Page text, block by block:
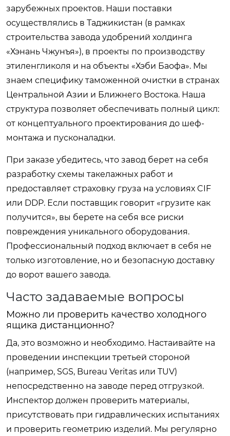
зарубежных проектов. Наши поставки
осуществлялись в Таджикистан (в рамках
строительства завода удобрений холдинга
«Хэнань Чжунъя»), в проекты по производству
этиленгликоля и на объекты «Хэби Баофа». Мы
знаем специфику таможенной очистки в странах
Центральной Азии и Ближнего Востока. Наша
структура позволяет обеспечивать полный цикл:
от концептуального проектирования до шеф-
монтажа и пусконаладки.
При заказе убедитесь, что завод берет на себя
разработку схемы такелажных работ и
предоставляет страховку груза на условиях CIF
или DDP. Если поставщик говорит «грузите как
получится», вы берете на себя все риски
повреждения уникального оборудования.
Профессиональный подход включает в себя не
только изготовление, но и безопасную доставку
до ворот вашего завода.
Часто задаваемые вопросы
Можно ли проверить качество холодного
ящика дистанционно?
Да, это возможно и необходимо. Настаивайте на
проведении инспекции третьей стороной
(например, SGS, Bureau Veritas или TUV)
непосредственно на заводе перед отгрузкой.
Инспектор должен проверить материалы,
присутствовать при гидравлических испытаниях
и проверить геометрию изделий. Мы регулярно